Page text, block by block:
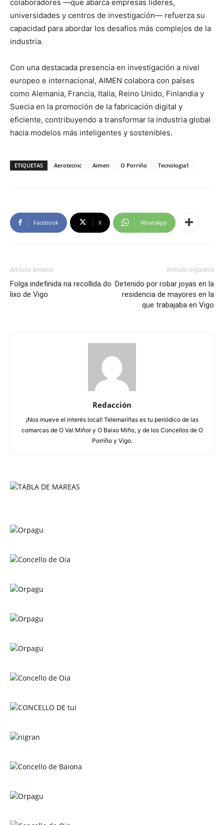
colaboradores —que abarca empresas líderes,
universidades y centros de investigación— refuerza su
capacidad para abordar los desafíos más complejos de la
industria.
Con una destacada presencia en investigación a nivel
europeo e internacional, AIMEN colabora con países
como Alemania, Francia, Italia, Reino Unido, Finlandia y
Suecia en la promoción de la fabricación digital y
eficiente, contribuyendo a transformar la industria global
hacia modelos más inteligentes y sostenibles.
ETIQUETAS Aerotecnic Aimen O Porriño Tecnologia1
Facebook X WhatsApp
Artículo anterior
Folga indefinida na recollida do
lixo de Vigo
Artículo siguiente
Detenido por robar joyas en la
residencia de mayores en la
que trabajaba en Vigo
Redacción
¡Nos mueve el interés local! Telemariñas es tu periódico de las
comarcas de O Val Miñor y O Baixo Miño, y de los Concellos de O
Porriño y Vigo.